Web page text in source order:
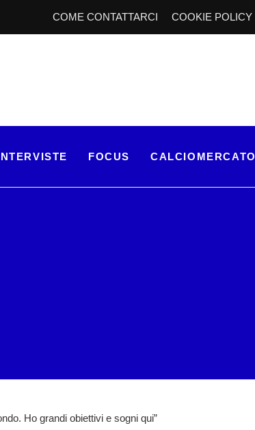
COME CONTATTARCI COOKIE POLICY
FOCUS CALCIOMERCATO
Ho grandi obiettivi e sogni qui”